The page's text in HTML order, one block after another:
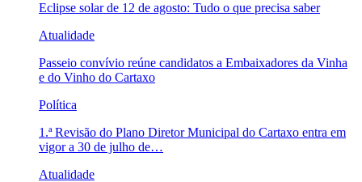
Eclipse solar de 12 de agosto: Tudo o que precisa saber
Atualidade
Passeio convívio reúne candidatos a Embaixadores da Vinha
e do Vinho do Cartaxo
Política
1.ª Revisão do Plano Diretor Municipal do Cartaxo entra em
vigor a 30 de julho de…
Atualidade